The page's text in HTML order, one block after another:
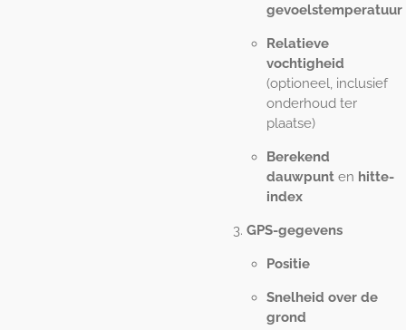
gevoelstemperatuur
Relatieve
vochtigheid
(optioneel, inclusief
onderhoud ter
plaatse)
Berekend
dauwpunt en hitte-
index
GPS-gegevens
Positie
Snelheid over de
grond